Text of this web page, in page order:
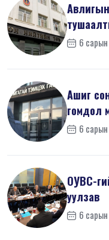
6
Ашиг
гомдол
6
ОУВС-
уулзав
6